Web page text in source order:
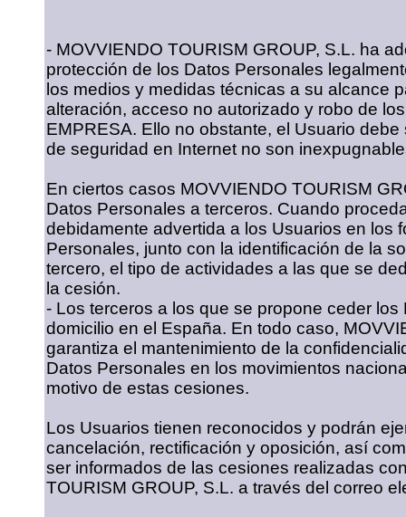
- MOVVIENDO TOURISM GROUP, S.L. ha
protección de los Datos Personales
los medios y medidas técnicas a su alcance
alteración, acceso no autorizado y robo de
EMPRESA. Ello no obstante, el Usuario
de seguridad en Internet no son
En ciertos casos MOVVIENDO TOURISM
Datos Personales a terceros. Cuando
debidamente advertida a los Usuarios en los
Personales, junto con la identificación de la
tercero, el tipo de actividades a las que se
la cesión.
- Los terceros a los que se propone ceder
domicilio en el España. En todo caso,
garantiza el mantenimiento de la
Datos Personales en los movimientos
motivo de estas cesiones.
Los Usuarios tienen reconocidos y podrán
cancelación, rectificación y oposición, así
ser informados de las cesiones realizadas
TOURISM GROUP, S.L. a través del correo